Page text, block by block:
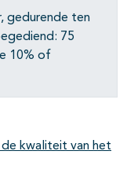
gedurende ten
75
10% of
kwaliteit van het